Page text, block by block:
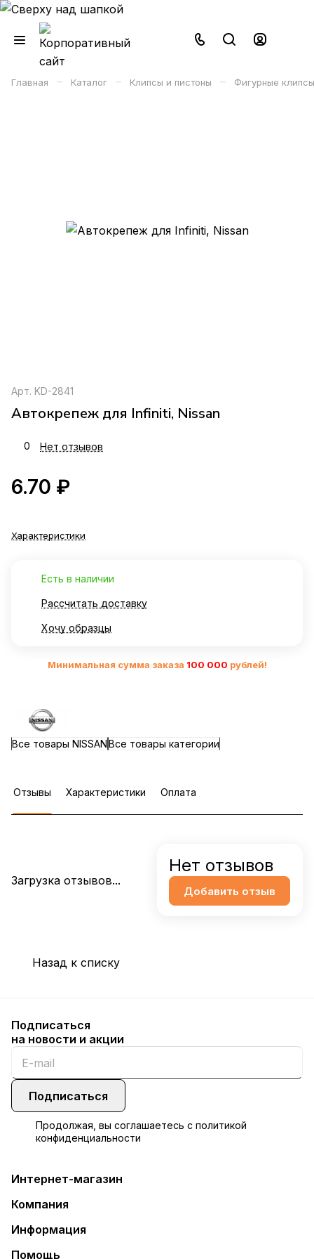
Главная – Каталог – Клипсы и пистоны – Фигурные
Арт. KD-2841
Автокрепеж для Infiniti, Nissan
0 Нет отзывов
6.70 ₽
Характеристики
Есть в наличии
Рассчитать доставку
Хочу образцы
Минимальная сумма заказа 100 000 рублей!
Все товары NISSANВсе товары категории
Отзывы Характеристики Оплата
Загрузка отзывов...
Нет отзывов
Добавить отзыв
Назад к списку
Подписаться
на новости и акции
Подписаться
Продолжая, вы соглашаетесь с политикой
конфиденциальности
Интернет-магазин
Компания
Информация
Помощь